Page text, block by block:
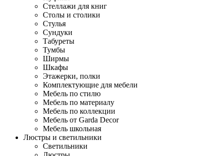
Стеллажи для книг
Столы и столики
Стулья
Сундуки
Табуреты
Тумбы
Ширмы
Шкафы
Этажерки, полки
Комплектующие для мебели
Мебель по стилю
Мебель по материалу
Мебель по коллекции
Мебель от Garda Decor
Мебель школьная
Люстры и светильники
Светильники